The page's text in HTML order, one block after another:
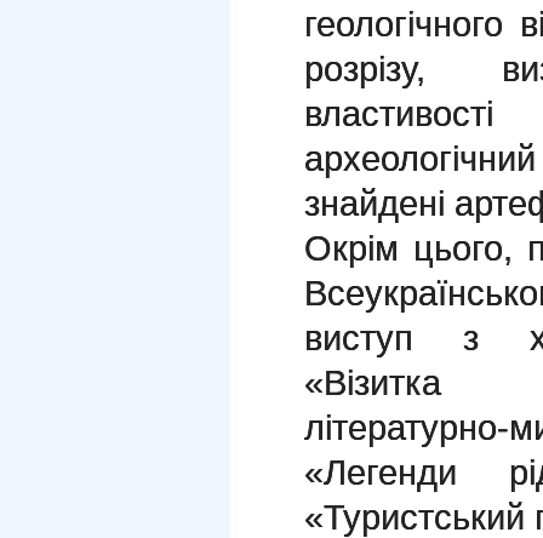
геологічного
розрізу,
знайдені
Окрім цього,
виступ з
«Візитка
«Легенди
«Туристський